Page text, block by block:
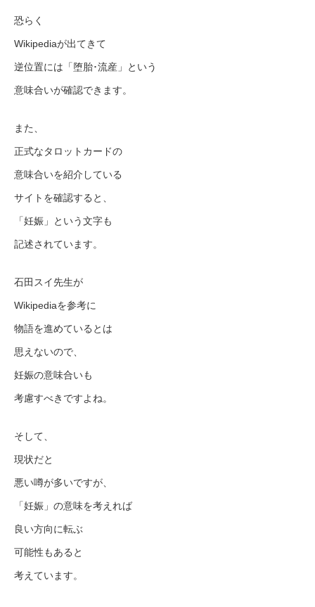
恐らく
Wikipediaが出てきて
逆位置には「堕胎･流産」という
意味合いが確認できます。
また、
正式なタロットカードの
意味合いを紹介している
サイトを確認すると、
「妊娠」という文字も
記述されています。
石田スイ先生が
Wikipediaを参考に
物語を進めているとは
思えないので、
妊娠の意味合いも
考慮すべきですよね。
そして、
現状だと
悪い噂が多いですが、
「妊娠」の意味を考えれば
良い方向に転ぶ
可能性もあると
考えています。